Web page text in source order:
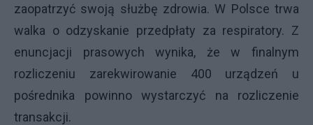
zaopatrzyć swoją służbę zdrowia. W Polsce trwa
walka o odzyskanie przedpłaty za respiratory. Z
enuncjacji prasowych wynika, że w finalnym
rozliczeniu zarekwirowanie 400 urządzeń u
pośrednika powinno wystarczyć na rozliczenie
transakcji.